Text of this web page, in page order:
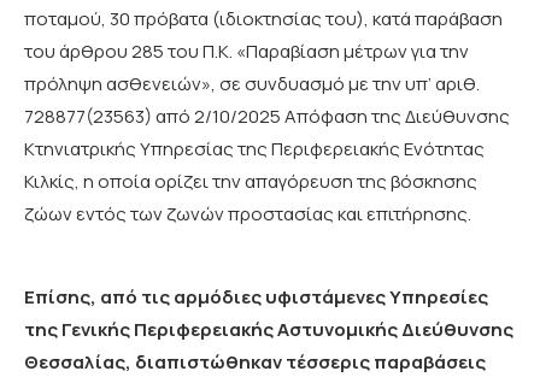
ποταμού, 30 πρόβατα (ιδιοκτησίας του), κατά παράβαση
του άρθρου 285 του Π.Κ. «Παραβίαση μέτρων για την
πρόληψη ασθενειών», σε συνδυασμό με την υπ’ αριθ.
728877(23563) από 2/10/2025 Απόφαση της Διεύθυνσης
Κτηνιατρικής Υπηρεσίας της Περιφερειακής Ενότητας
Κιλκίς, η οποία ορίζει την απαγόρευση της βόσκησης
ζώων εντός των ζωνών προστασίας και επιτήρησης.
Επίσης, από τις αρμόδιες υφιστάμενες Υπηρεσίες
της Γενικής Περιφερειακής Αστυνομικής Διεύθυνσης
Θεσσαλίας, διαπιστώθηκαν τέσσερις παραβάσεις